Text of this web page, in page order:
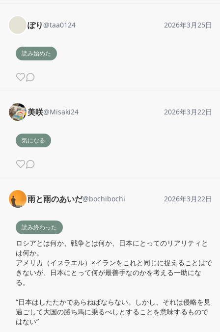
ぽり @taa0124 2026年3月25日
読み始めた
美咲@Misaki24 2026年3月22日
気になる
雨と雨のあいだ@bochibochi 2026年3月22日
読み終わった
ロシアとは何か、戦争とは何か、日本にとってのリアリティと
は何か。
アメリカ（イスラエル）×イランをこれと同じに捉えることはで
きないが、日本にとって何が最善手なのかを考える一助にな
る。
“日本はしたたかであらねばならない。しかし、それは侵略を見
過ごして大国の勝ち馬に乗るべしとすることを意味するもので
はない”